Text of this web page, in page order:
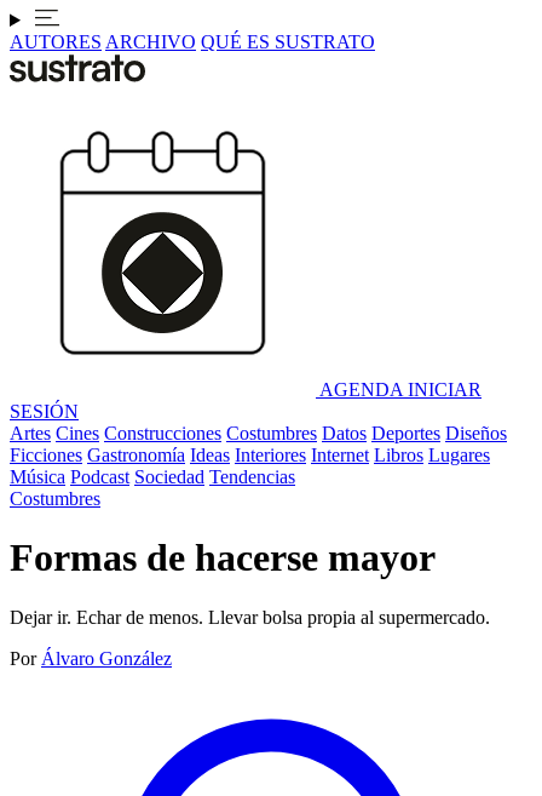
AUTORES ARCHIVO QUÉ ES SUSTRATO
AGENDA INICIAR
SESIÓN
Artes Cines Construcciones Costumbres Datos Deportes Diseños
Ficciones Gastronomía Ideas Interiores Internet Libros Lugares
Música Podcast Sociedad Tendencias
Costumbres
Formas de hacerse mayor
Dejar ir. Echar de menos. Llevar bolsa propia al supermercado.
Por Álvaro González